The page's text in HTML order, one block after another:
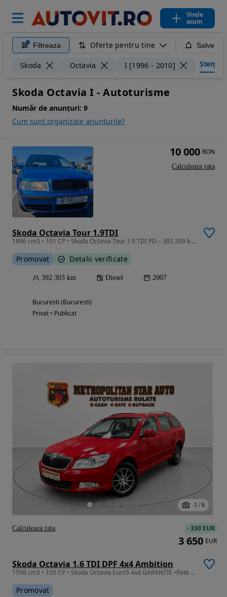
Vinde
acum
Filtreaza Oferte pentru tine
Skoda Octavia I [1996 - 2010] Șterge
Skoda Octavia I - Autoturisme
Număr de anunțuri: 9
Cum sunt organizate anunturile?
Skoda Octavia Tour 1.9TDI
1896 cm3 • 101 CP • Skoda Octavia Tour 1.9 TDI PD – 392.309 km REALI, Primul Proprietar
Promovat Detalii verificate
392 303 km Diesel 2007
Bucuresti (Bucuresti)
Privat • Publicat
10 000 RON
Calculeaza rata
1 / 6
Skoda Octavia 1.6 TDI DPF 4x4 Ambition
1598 cm3 • 105 CP • Skoda Octavia Euro5 4x4 GARANTIE •Rate Fixe-Avans O%
Promovat
-330 EUR
3 650 EUR
Calculeaza rata